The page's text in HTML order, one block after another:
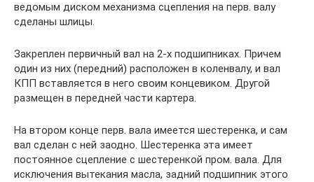
ведомым диском механизма сцепления на перв. валу
сделаны шлицы.
Закреплен первичный вал на 2-х подшипниках. Причем
один из них (передний) расположен в коленвалу, и вал
КПП вставляется в него своим концевиком. Другой
размещен в передней части картера.
На втором конце перв. вала имеется шестеренка, и сам
вал сделан с ней заодно. Шестеренка эта имеет
постоянное сцепление с шестеренкой пром. вала. Для
исключения вытекания масла, задний подшипник этого